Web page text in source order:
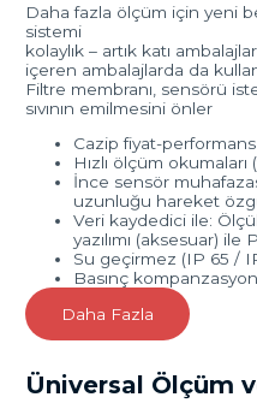
Daha fazla ölçüm için yeni
sistemi
kolaylık – artık katı
içeren ambalajlarda da
Filtre membranı, sensörü
sıvının emilmesini önler
Cazip fiyat-performans
Hızlı ölçüm okumaları
İnce sensör
uzunluğu hareket
Veri kaydedici ile:
yazılımı (aksesuar) ile
Su geçirmez (IP 65 /
Basınç
Daha Fazla
Üniversal Ölçüm